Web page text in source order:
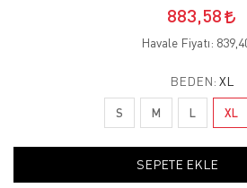
883,58
Havale Fiyatı:
BEDEN: XL
S M L XL
SEPETE EKLE